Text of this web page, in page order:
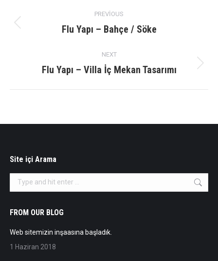
navigation
PREVIOUS
Previous
Flu Yapı – Bahçe / Söke
NEXT
Next
Flu Yapı – Villa İç Mekan Tasarımı
Site içi Arama
Search:
FROM OUR BLOG
Web sitemizin inşaasına başladık.
1 Haziran 2018